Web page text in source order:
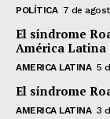
POLÍTICA 7 de
El síndrome
América Latina
AMERICA LATINA 5
El síndrome
AMERICA LATINA 3